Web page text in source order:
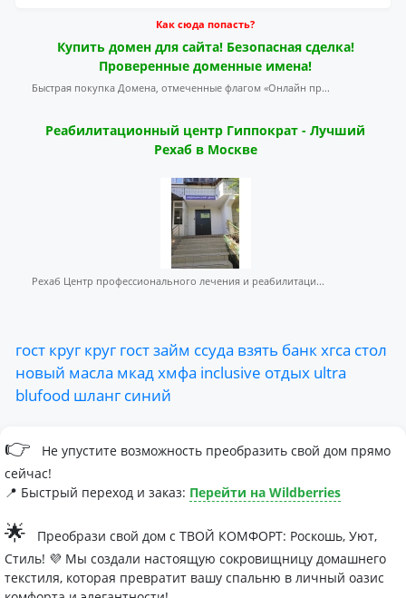
Как сюда попасть?
Купить домен для сайта! Безопасная сделка!
Проверенные доменные имена!
Быстрая покупка Домена, отмеченные флагом «Онлайн пр...
Реабилитационный центр Гиппократ - Лучший
Рехаб в Москве
Рехаб Центр профессионального лечения и реабилитаци...
гост круг круг гостзайм ссуда взять банкхгса стол
новый масла мкадхмфа inclusive отдых ultra
blufood шланг синий
👉
Не упустите возможность преобразить свой дом прямо
сейчас!
📍 Быстрый переход и заказ: Перейти на Wildberries
🌟
Преобрази свой дом с ТВОЙ КОМФОРТ: Роскошь, Уют,
Стиль! 💜 Мы создали настоящую сокровищницу домашнего
текстиля, которая превратит вашу спальню в личный оазис